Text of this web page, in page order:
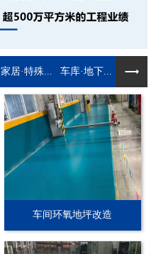
家居·特殊... 车库·地下...
车间环氧地坪改造